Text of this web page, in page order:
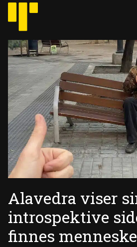
Hopp
innhold
Alavedra viser
introspektive
finnes